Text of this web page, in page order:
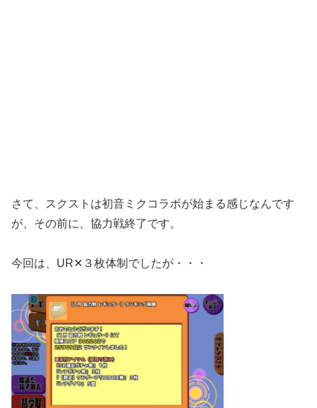
さて、スクストは初音ミクコラボが始まる感じなんです
が、その前に、協力戦終了です。
今回は、UR✕３枚体制でしたが・・・